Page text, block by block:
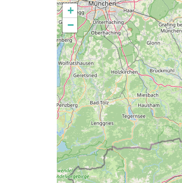
Kräuterwiesen und Wald umgeben
ungestört mit allen Sinnen die Natur
Durch unsere ruhige und doch
beide Metropolen gut zu erreichen.
Rosenheim, der Chiemsee mit
zahlreichen lohnenden
Preise Jugendhaus Haslau
Vergleichspreise (unverbindlich):
16,00 €
Selbstverpflegung
199,00 €
Pauschalpreis pro Nacht
Die Gäste müssen mindestens für
+
−